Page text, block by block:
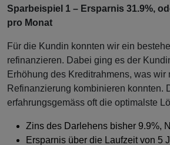
Sparbeispiel 1 – Ersparnis 31.9%,
pro Monat
Für die Kundin konnten wir ein
refinanzieren. Dabei ging es der
Erhöhung des Kreditrahmens, was wir
Refinanzierung kombinieren konnten.
erfahrungsgemäss oft die optimalste
Zins des Darlehens bisher 9.9%,
Ersparnis über die Laufzeit von 5